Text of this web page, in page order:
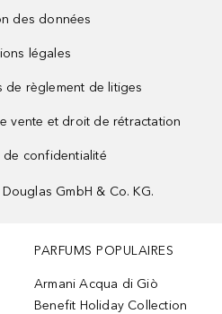
des données
légales
de règlement de litiges
vente et droit de rétractation
de confidentialité
GmbH & Co. KG.
PARFUMS POPULAIRES
Armani Acqua di Giò
Benefit Holiday Collection